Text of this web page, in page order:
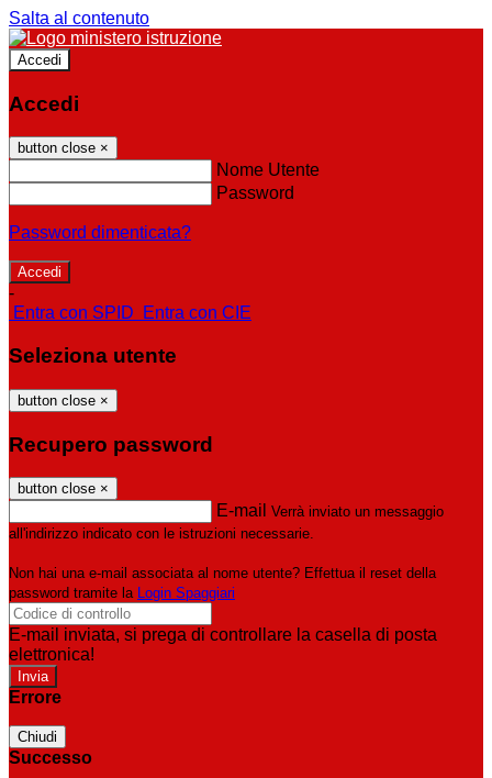
Salta al contenuto
Accedi
Accedi
button close ×
Nome Utente
Password
Password dimenticata?
-
Entra con SPID
Entra con CIE
Seleziona utente
button close ×
Recupero password
button close ×
E-mail Verrà inviato un messaggio
all'indirizzo indicato con le istruzioni necessarie.
Non hai una e-mail associata al nome utente? Effettua il reset della
password tramite la Login Spaggiari
E-mail inviata, si prega di controllare la casella di posta
elettronica!
Errore
Chiudi
Successo